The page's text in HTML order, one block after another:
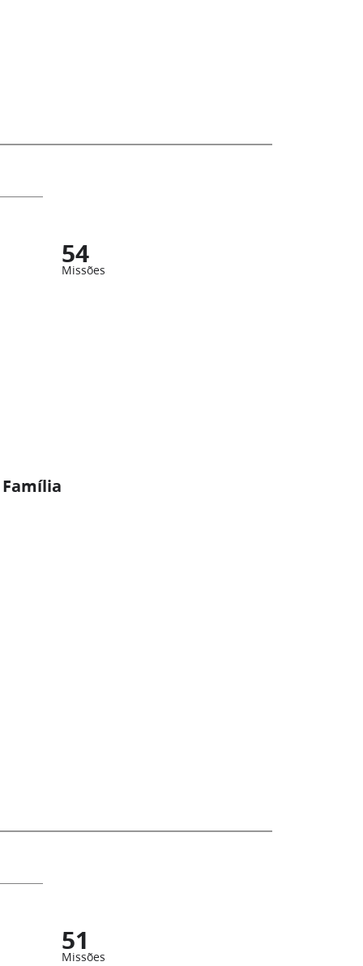
54
Missões
51
Missões